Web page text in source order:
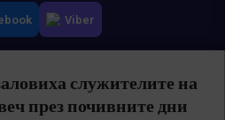
Viber
служителите на
през почивните дни